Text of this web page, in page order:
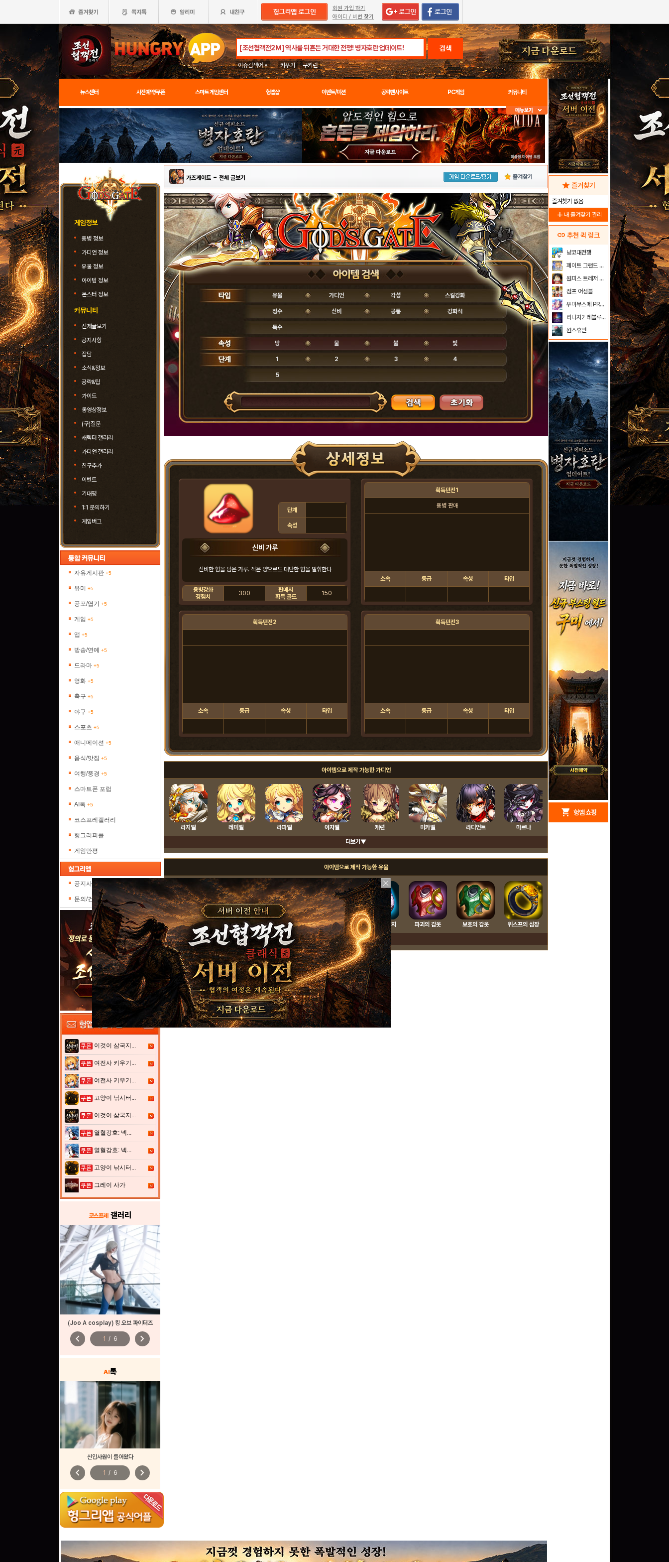
회원 가입 하기
아이디 / 비번 찾기
검색
이슈검색어 » 키우기 쿠키런
뉴스센터 사전예약/쿠폰 스마트 게임센터 헝앱샵 이벤트/미션 공략팬사이트 PC게임 커뮤니티
게임정보
용병 정보
가디언 정보
유물 정보
아이템 정보
몬스터 정보
커뮤니티
전체글보기
공지사항
잡담
소식&정보
공략&팁
가이드
동영상정보
(구)질문
캐릭터 갤러리
가디언 갤러리
친구추가
이벤트
기대평
1:1 문의하기
게임버그
자유게시판 +5
유머 +5
공포/엽기 +5
게임 +5
앱 +5
방송/연예 +5
드라마 +5
영화 +5
축구 +5
야구 +5
스포츠 +5
애니메이션 +5
음식/맛집 +5
여행/풍경 +5
스마트폰 포럼
AI톡 +5
코스프레갤러리
헝그리피플
게임만평
공지사항
문의/건의
이것이 삼국지...
여전사 키우기...
여전사 키우기...
고양이 낚시터...
이것이 삼국지...
열혈강호: 넥...
열혈강호: 넥...
고양이 낚시터...
그레이 사가
코스프레 갤러리
(Joo A cosplay) 킹 오브 파이터즈
chevron_left 1 / 6 chevron_right
AI 톡
신입사원이 들어왔다
chevron_left 1 / 6 chevron_right
가즈게이트 - 전체 글보기 즐겨찾기
유물 가디언 각성 스킬강화
정수 신비 공통 강화석
특수
땅 물 불 빛
1 2 3 4
5
단계
속성
신비 가루
신비한 힘을 담은 가루. 적은 양으로도 대단한 힘을 발휘한다
용병강화
경험치
300
판매시
획득 골드
150
획득던전1
용병 판매
소속 등급 속성 타입
획득던전2
소속 등급 속성 타입
획득던전3
소속 등급 속성 타입
아이템으로 제작 가능한 가디언
라지엘 레미엘 라파엘 아자젤 캐런 미카엘 라디언트 마르나
더보기▼
아이템으로 제작 가능한 유물
야수 가죽 갑옷 빛의 보호 반지 화염의 보호 반지 나무의 보호 반지 물의 보호 반지 파괴의 갑옷 보호의 갑옷 위스프의 심장
더보기▼
star 즐겨찾기
즐겨찾기 없음
add 내 즐겨찾기 관리
link 추천 퀵 링크
냥코대전쟁
페이트 그랜드 오더
원피스 트레저 크루즈
점프 어셈블
우마무스메 PRETTY DERBY
리니지2 레볼루션
원스휴먼
redeem 헝앱 경품
100 밥알
구글 플레이 기프트카드
15,000원 (추첨)
shopping_cart 헝앱 쇼핑